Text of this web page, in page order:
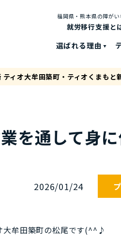
福岡県・熊本県の障が
就労移行支援と
選ばれる理由
ィオ大牟田築町・ティオくまもと
を通して身
2026/01/24
大牟田築町の松尾です(^^♪